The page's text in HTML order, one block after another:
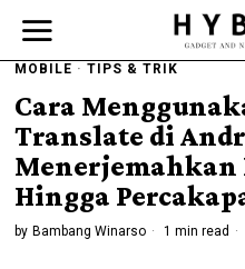
MOBILE · TIPS & TRIK
Cara
Translate di
Menerjemahkan
Hingga
by Bambang Winarso 1 min read